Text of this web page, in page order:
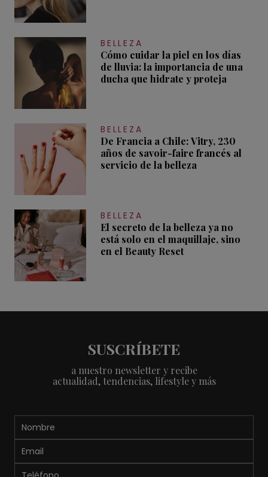
BELLEZA
Cómo cuidar la piel en los días
de lluvia: la importancia de una
ducha que hidrate y proteja
BELLEZA
De Francia a Chile: Vitry, 230
años de savoir-faire francés al
servicio de la belleza
BELLEZA
El secreto de la belleza ya no
está solo en el maquillaje, sino
en el Beauty Reset
SUSCRÍBETE
a nuestro newsletter y recibe
actualidad, tendencias, lifestyle y más